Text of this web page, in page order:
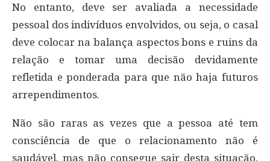
No entanto, deve ser avaliada a necessidade
pessoal dos indivíduos envolvidos, ou seja, o casal
deve colocar na balança aspectos bons e ruins da
relação e tomar uma decisão devidamente
refletida e ponderada para que não haja futuros
arrependimentos.
Não são raras as vezes que a pessoa até tem
consciência de que o relacionamento não é
saudável, mas não consegue sair desta situação,